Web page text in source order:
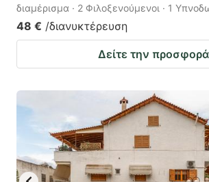
διαμέρισμα · 2 Φιλοξενούμενοι · 1
48 € /διανυκτέρευση
Δείτε την προσφορά